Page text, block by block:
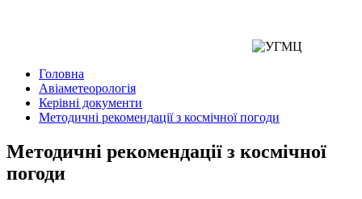
Головна
Авіаметеорологія
Керівні документи
Методичні рекомендації з космічної погоди
Методичні рекомендації з космічної
погоди